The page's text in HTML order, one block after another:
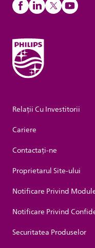
Relații Cu Investitorii
Cariere
Contactaţi-ne
Proprietarul Site-ului
Notificare Privind
Notificare Privind
Securitatea Produselor